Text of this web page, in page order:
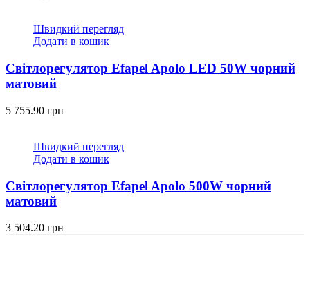
Швидкий перегляд
Додати в кошик
Світлорегулятор Efapel Apolo LED 50W чорний
матовий
5 755.90 грн
Швидкий перегляд
Додати в кошик
Світлорегулятор Efapel Apolo 500W чорний
матовий
3 504.20 грн